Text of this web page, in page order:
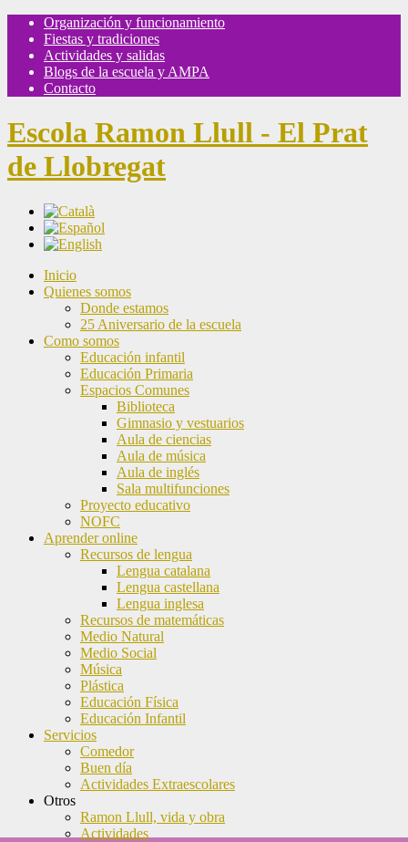
Organización y funcionamiento
Fiestas y tradiciones
Actividades y salidas
Blogs de la escuela y AMPA
Contacto
Escola Ramon Llull - El Prat
de Llobregat
Inicio
Quienes somos
Donde estamos
25 Aniversario de la escuela
Como somos
Educación infantil
Educación Primaria
Espacios Comunes
Biblioteca
Gimnasio y vestuarios
Aula de ciencias
Aula de música
Aula de inglés
Sala multifunciones
Proyecto educativo
NOFC
Aprender online
Recursos de lengua
Lengua catalana
Lengua castellana
Lengua inglesa
Recursos de matemáticas
Medio Natural
Medio Social
Música
Plástica
Educación Física
Educación Infantil
Servicios
Comedor
Buen día
Actividades Extraescolares
Otros
Ramon Llull, vida y obra
Actividades